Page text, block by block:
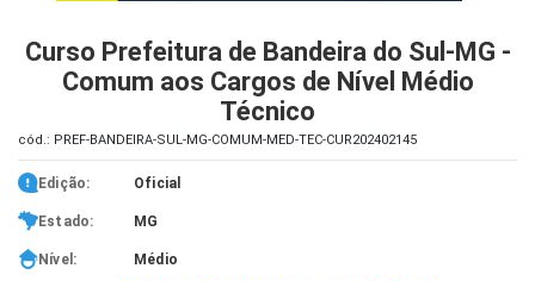
Curso Prefeitura de Bandeira do Sul-MG -
Comum aos Cargos de Nível Médio
Técnico
cód.: PREF-BANDEIRA-SUL-MG-COMUM-MED-TEC-CUR202402145
Edição: Oficial
Estado: MG
Nível: Médio